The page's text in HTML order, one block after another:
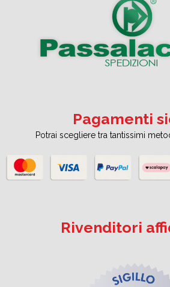
Pagamenti
Potrai scegliere tra tantissimi
Rivenditori